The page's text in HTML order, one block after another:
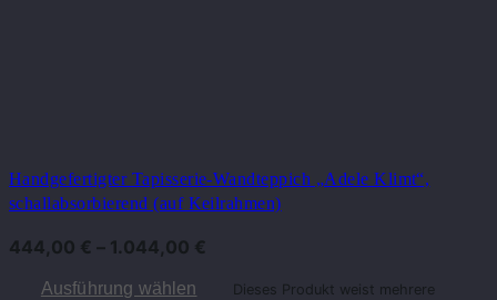
Handgefertigter Tapisserie-Wandteppich „Adele Klimt“,
schallabsorbierend (auf Keilrahmen)
444,00 € – 1.044,00 €
Ausführung wählen
Dieses Produkt weist mehrere